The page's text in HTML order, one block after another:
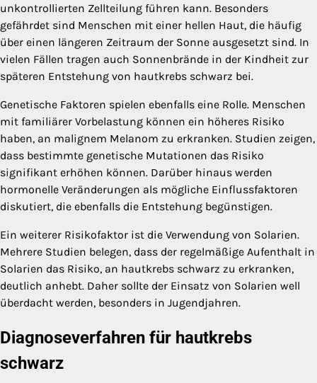
unkontrollierten Zellteilung führen kann. Besonders
gefährdet sind Menschen mit einer hellen Haut, die häufig
über einen längeren Zeitraum der Sonne ausgesetzt sind. In
vielen Fällen tragen auch Sonnenbrände in der Kindheit zur
späteren Entstehung von hautkrebs schwarz bei.
Genetische Faktoren spielen ebenfalls eine Rolle. Menschen
mit familiärer Vorbelastung können ein höheres Risiko
haben, an malignem Melanom zu erkranken. Studien zeigen,
dass bestimmte genetische Mutationen das Risiko
signifikant erhöhen können. Darüber hinaus werden
hormonelle Veränderungen als mögliche Einflussfaktoren
diskutiert, die ebenfalls die Entstehung begünstigen.
Ein weiterer Risikofaktor ist die Verwendung von Solarien.
Mehrere Studien belegen, dass der regelmäßige Aufenthalt in
Solarien das Risiko, an hautkrebs schwarz zu erkranken,
deutlich anhebt. Daher sollte der Einsatz von Solarien well
überdacht werden, besonders in Jugendjahren.
Diagnoseverfahren für hautkrebs
schwarz